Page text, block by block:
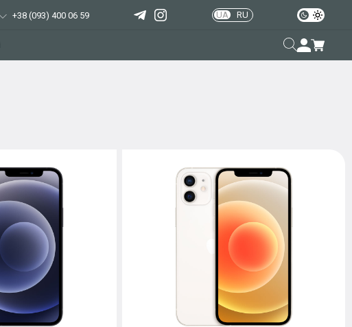
+38 (093) 400 06 59 UA RU